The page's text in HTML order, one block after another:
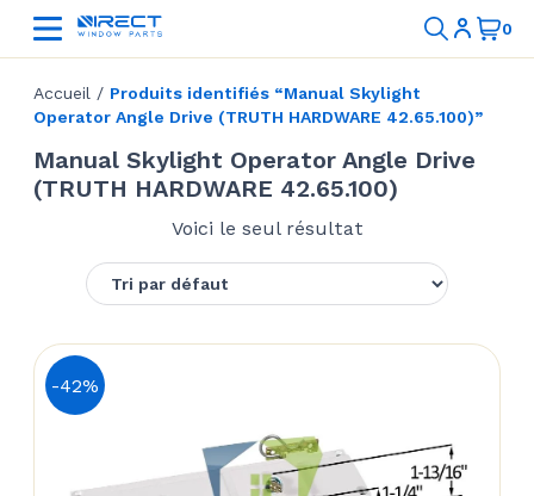
Accueil / Produits identifiés “Manual Skylight
Operator Angle Drive (TRUTH HARDWARE 42.65.100)”
Manual Skylight Operator Angle Drive
(TRUTH HARDWARE 42.65.100)
Voici le seul résultat
-42%